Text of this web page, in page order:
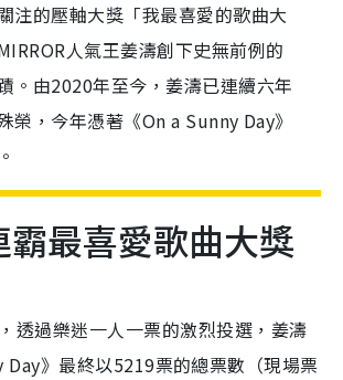
注的壓軸大獎「我最喜愛的歌曲大
人氣王姜濤創下史無前例的
。由2020年至今，姜濤已連續六年
榮，今年憑著《On a Sunny Day》
霸最喜愛歌曲大獎
透過樂迷一人一票的激烈投選，姜濤
Day》最終以5219票的總票數（現場票